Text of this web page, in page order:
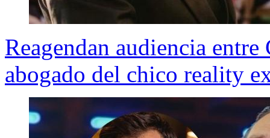
Reagendan audiencia
abogado del chico reality